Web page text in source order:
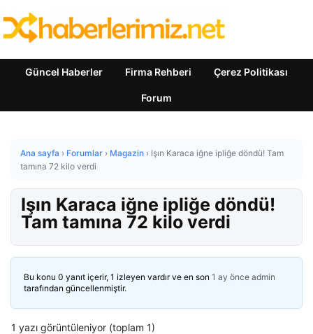
Güncel Haberler Firma Rehberi Çerez Politikası
Forum
Ana sayfa › Forumlar › Magazin › Işın Karaca iğne ipliğe döndü! Tam
tamına 72 kilo verdi
Işın Karaca iğne ipliğe döndü!
Tam tamına 72 kilo verdi
Bu konu 0 yanıt içerir, 1 izleyen vardır ve en son 1 ay önce admin
tarafından güncellenmiştir.
1 yazı görüntüleniyor (toplam 1)